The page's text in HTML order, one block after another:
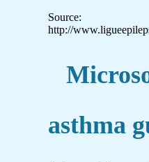
Source:
http://
asthma